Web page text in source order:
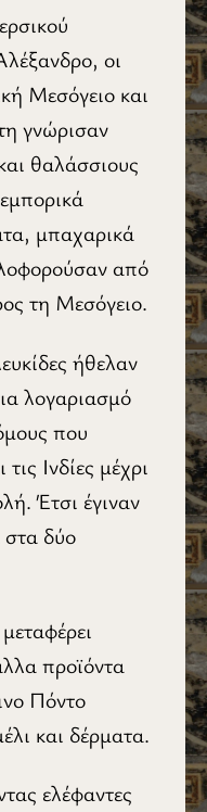
οι
Μεσόγειο και
γνώρισαν
θαλάσσιους
μπαχαρικά
από
τη Μεσόγειο.
ήθελαν
λογαριασμό
που
Ινδίες μέχρι
Έτσι έγιναν
δύο
προϊόντα
Πόντο
και δέρματα.
ελέφαντες